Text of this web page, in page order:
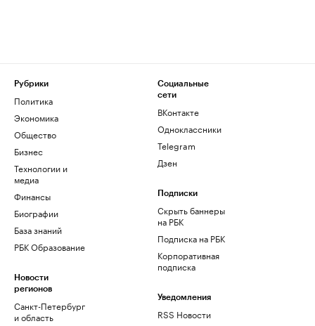
Рубрики
Политика
Экономика
Общество
Бизнес
Технологии и
медиа
Финансы
Биографии
База знаний
РБК Образование
Новости
регионов
Санкт-Петербург
и область
Социальные
сети
ВКонтакте
Одноклассники
Telegram
Дзен
Подписки
Скрыть баннеры
на РБК
Подписка на РБК
Корпоративная
подписка
Уведомления
RSS Новости